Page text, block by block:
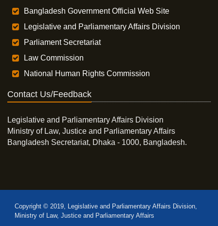
Bangladesh Government Official Web Site
Legislative and Parliamentary Affairs Division
Parliament Secretariat
Law Commission
National Human Rights Commission
Contact Us/Feedback
Legislative and Parliamentary Affairs Division
Ministry of Law, Justice and Parliamentary Affairs
Bangladesh Secretariat, Dhaka - 1000, Bangladesh.
Copyright © 2019, Legislative and Parliamentary Affairs Division,
Ministry of Law, Justice and Parliamentary Affairs